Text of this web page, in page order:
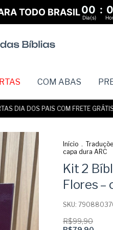
DOS PAIS COM FRETE GRÁTIS •
TODO BRASIL00 :
Dia(s)
COM ABAS
Início .
capa dura ARC
Kit 2
Flores –
SKU:
R$99,90